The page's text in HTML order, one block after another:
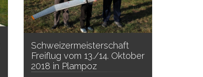
Schweizermeisterschaft
Freiflug vom 13./14. Oktober
2018 in Plampoz